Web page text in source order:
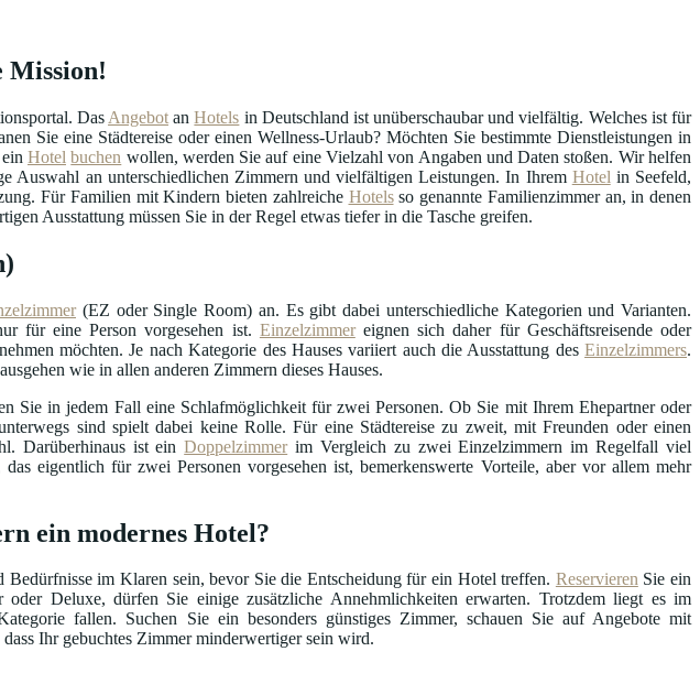
Mission!
Das Angebot anHotels in Deutschland ist unüberschaubar und vielfältig. Welches ist für
Sie eine Städtereise oder einen Wellness-Urlaub? Möchten Sie bestimmte Dienstleistungen in
Hotel buchen wollen, werden Sie auf eine Vielzahl von Angaben und Daten stoßen. Wir helfen
Auswahl an unterschiedlichen Zimmern und vielfältigen Leistungen. In Ihrem Hotel in Seefeld,
Für Familien mit Kindern bieten zahlreiche Hotelsso genannte Familienzimmer an, in denen
Ausstattung müssen Sie in der Regel etwas tiefer in die Tasche greifen.
(EZ oder Single Room) an. Es gibt dabei unterschiedliche Kategorien und Varianten.
für eine Person vorgesehen ist. Einzelzimmereignen sich daher für Geschäftsreisende oder
möchten. Je nach Kategorie des Hauses variiert auch die Ausstattung des Einzelzimmers.
wie in allen anderen Zimmern dieses Hauses.
Sie in jedem Fall eine Schlafmöglichkeit für zwei Personen. Ob Sie mit Ihrem Ehepartner oder
sind spielt dabei keine Rolle. Für eine Städtereise zu zweit, mit Freunden oder einen
Darüberhinaus ist einDoppelzimmerim Vergleich zu zwei Einzelzimmern im Regelfall viel
eigentlich für zwei Personen vorgesehen ist, bemerkenswerte Vorteile, aber vor allem mehr
ein modernes Hotel?
im Klaren sein, bevor Sie die Entscheidung für ein Hotel treffen. ReservierenSie ein
Deluxe, dürfen Sie einige zusätzliche Annehmlichkeiten erwarten. Trotzdem liegt es im
fallen. Suchen Sie ein besonders günstiges Zimmer, schauen Sie auf Angebote mit
Ihr gebuchtes Zimmer minderwertiger sein wird.